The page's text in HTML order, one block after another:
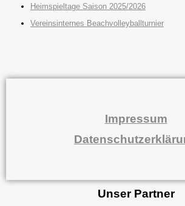
Heimspieltage Saison 2025/2026
Vereinsinternes Beachvolleyballturnier
Impressum
Unser Partner